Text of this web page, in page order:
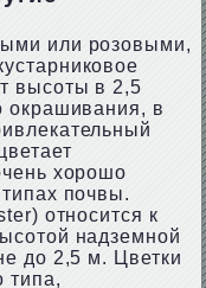
или розовыми,
высоты в 2,5
окрашивания, в
хорошо
почвы.
относится к
надземной
до 2,5 м. Цветки
типа,